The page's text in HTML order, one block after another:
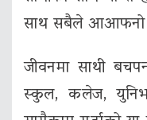
साथ सबैले आआफनो
जीवनमा साथी
स्कुल, कलेज,